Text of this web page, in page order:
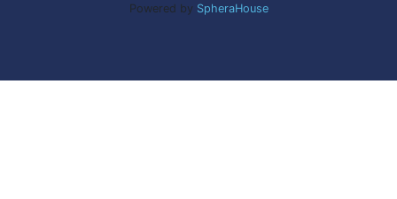
Powered by SpheraHouse